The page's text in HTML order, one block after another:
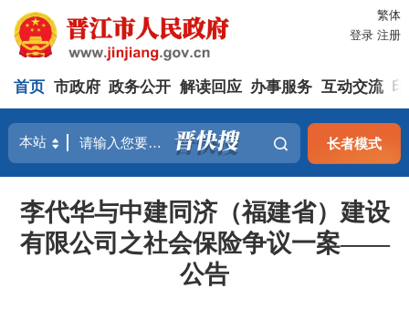
繁体
登录 注册
首页 市政府 政务公开 解读回应 办事服务 互动交流
长者模式
李代华与中建同济（福建省）建设
有限公司之社会保险争议一案——
公告